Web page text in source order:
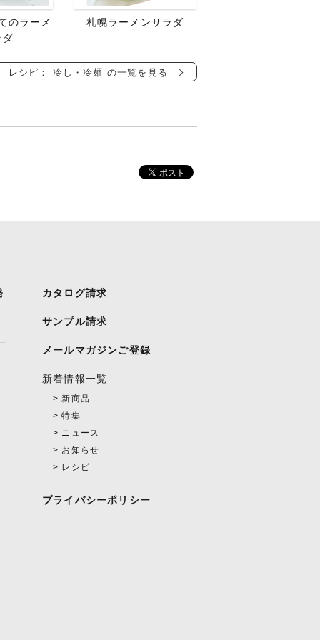
のラーメ
ダ
札幌ラーメンサラダ
レシピ： 冷し・冷麺 の一覧を見る
カタログ請求
サンプル請求
メールマガジンご登録
新着情報一覧
新商品
特集
ニュース
お知らせ
レシピ
プライバシーポリシー